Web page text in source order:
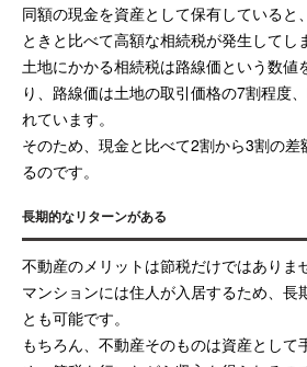
同額の現金を資産として保有していると
ときと比べて高額な相続税が発生してし
土地にかかる相続税は路線価という数値
り、路線価は土地の取引価格の7割程度
れています。
そのため、現金と比べて2割から3割の
るのです。
長期的なリターンがある
不動産のメリットは節税だけではありま
マンションには住人が入居するため、長
とも可能です。
もちろん、不動産そのものは資産として